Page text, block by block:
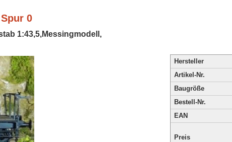
0
1:43,5,Messingmodell,
Hersteller
Artikel-Nr.
Baugröße
Bestell-Nr.
EAN
Preis